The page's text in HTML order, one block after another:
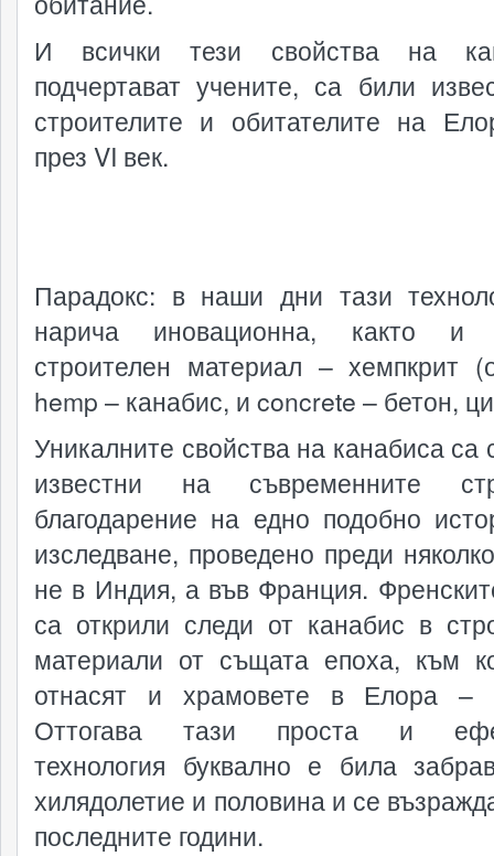
И всички тези свойства на
подчертават учените, са били
строителите и обитателите на
през VI век.
Парадокс: в наши дни тази
нарича иновационна, както и
строителен материал – хемпкрит
hemp – канабис, и concrete – бетон,
Уникалните свойства на канабиса са
известни на съвременните
благодарение на едно подобно
изследване, проведено преди
не в Индия, а във Франция.
са открили следи от канабис в
материали от същата епоха, към
отнасят и храмовете в Елора –
Оттогава тази проста и
технология буквално е била
хилядолетие и половина и се
последните години.